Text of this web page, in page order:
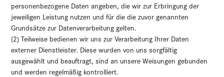
personenbezogene Daten angeben, die wir zur Erbringung der
jeweiligen Leistung nutzen und für die die zuvor genannten
Grundsätze zur Datenverarbeitung gelten.
(2) Teilweise bedienen wir uns zur Verarbeitung Ihrer Daten
externer Dienstleister. Diese wurden von uns sorgfältig
ausgewählt und beauftragt, sind an unsere Weisungen gebunden
und werden regelmäßig kontrolliert.